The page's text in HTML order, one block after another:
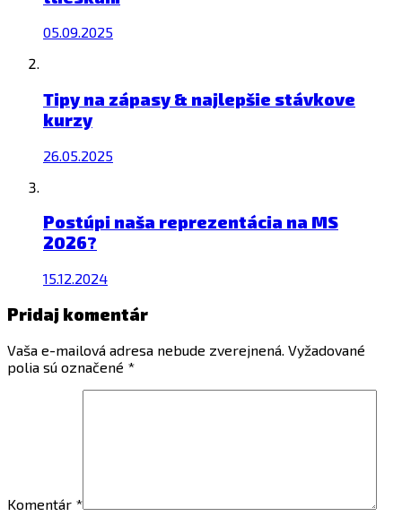
05.09.2025
Tipy na zápasy & najlepšie stávkove
kurzy
26.05.2025
Postúpi naša reprezentácia na MS
2026?
15.12.2024
Pridaj komentár
Vaša e-mailová adresa nebude zverejnená. Vyžadované
polia sú označené *
Komentár *